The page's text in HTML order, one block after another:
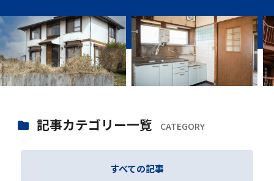
記事カテゴリー一覧 CATEGORY
すべての記事